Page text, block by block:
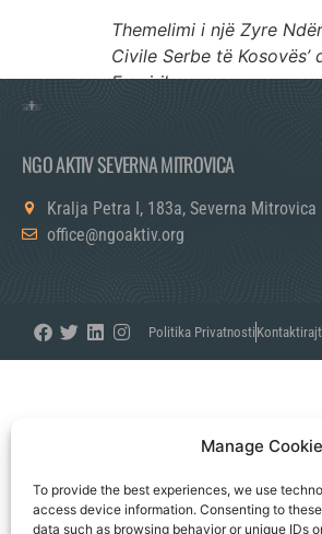
Manage
To provide the best experiences, we use
access device information. Consenting to
data such as browsing behavior or unique IDs
Themelimi i një Zyre
Civile Serbe të
Empirika.
NGO AKTIV SEVERNA MITROVICA
Kralja Petra I, 183a, Severna Mitrovica
office@ngoaktiv.org
Politika Privatnosti